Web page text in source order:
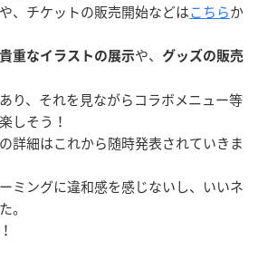
、チケットの販売開始などはこちらか
貴重なイラストの展示や、 グッズの販売
り、それを見ながらコラボメニュー等
しそう！
詳細はこれから随時発表されていきま
ミングに違和感を感じないし、いいネ
。